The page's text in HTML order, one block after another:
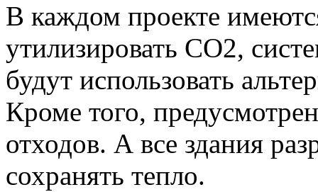
В каждом проекте
утилизировать СО2,
будут использовать
Кроме того,
отходов. А все здания
сохранять тепло.